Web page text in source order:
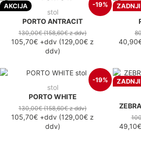
AKCIJA -19%
stol
PORTO ANTRACIT
130,00€(158,60€z ddv)
105,70€ +ddv (129,00€ z
ddv)
ZADNJI
-19%
stol
PORTO WHITE
130,00€(158,60€z ddv)
105,70€ +ddv (129,00€ z
ddv)
ZADNJI
49,10€